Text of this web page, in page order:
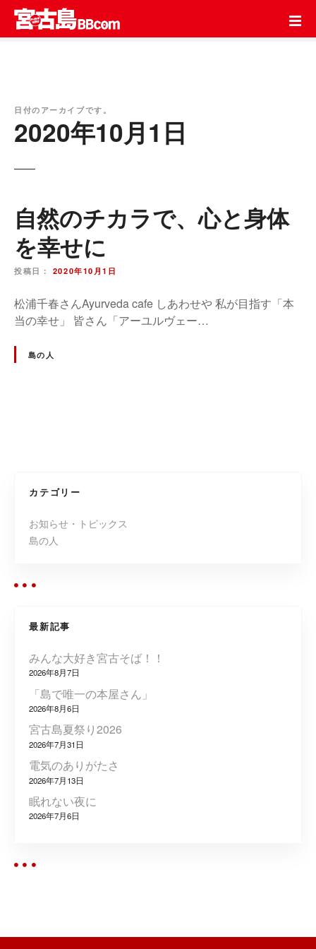
テ
日付のアーカイブです。
2020年10月1日
自然のチカラで、心と身体
を幸せに
投稿日： 2020年10月1日
松浦千春さんAyurveda cafe しあわせや 私が目指す「本
当の幸せ」 皆さん「アーユルヴェー…
島の人
ナ
ビ
ゲ
ー
ョ
ン
カテゴリー
お知らせ・トピックス
島の人
最新記事
みんな大好き宮古そば！！
2026年8月7日
「島で唯一の本屋さん」
2026年8月6日
宮古島夏祭り2026
2026年7月31日
電気のありがたさ
2026年7月13日
眠れない夜に
2026年7月6日